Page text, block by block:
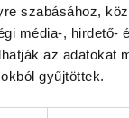
szabásához,
média-, hirdető-
az adatokat
gyűjtöttek.